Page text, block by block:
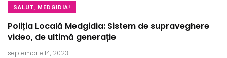
SALUT, MEDGIDIA!
Poliția Locală Medgidia: Sistem de supraveghere
video, de ultimă generație
septembrie 14, 2023